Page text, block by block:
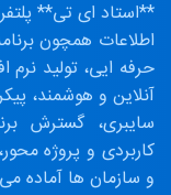
**استاد ای تی**
اطلاعات همچون
سایبری، گسترش
کاربردی و پروژه
و سازمان ها آماده